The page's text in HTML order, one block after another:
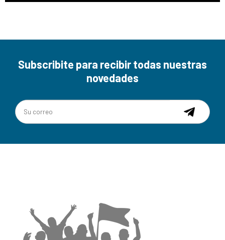
Subscribite para recibir todas nuestras
novedades